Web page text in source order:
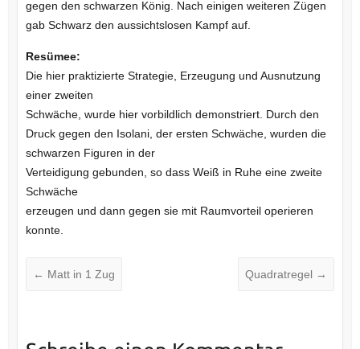
gegen den schwarzen König. Nach einigen weiteren Zügen
gab Schwarz den aussichtslosen Kampf auf.
Resümee:
Die hier praktizierte Strategie, Erzeugung und Ausnutzung
einer zweiten
Schwäche, wurde hier vorbildlich demonstriert. Durch den
Druck gegen den Isolani, der ersten Schwäche, wurden die
schwarzen Figuren in der
Verteidigung gebunden, so dass Weiß in Ruhe eine zweite
Schwäche
erzeugen und dann gegen sie mit Raumvorteil operieren
konnte.
← Matt in 1 Zug Quadratregel →